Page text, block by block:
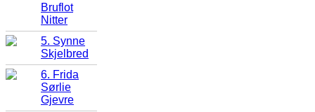
Bruflot
Nitter
5. Synne
Skjelbred
6. Frida
Sørlie
Gjevre